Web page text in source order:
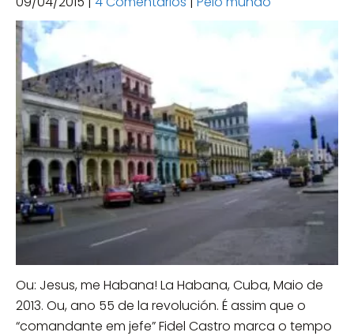
Ou: Jesus, me Habana! La Habana, Cuba, Maio de
2013. Ou, ano 55 de la revolución. É assim que o
“comandante em jefe” Fidel Castro marca o tempo